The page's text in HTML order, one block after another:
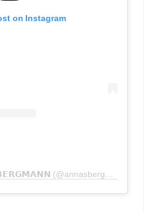
on Instagram